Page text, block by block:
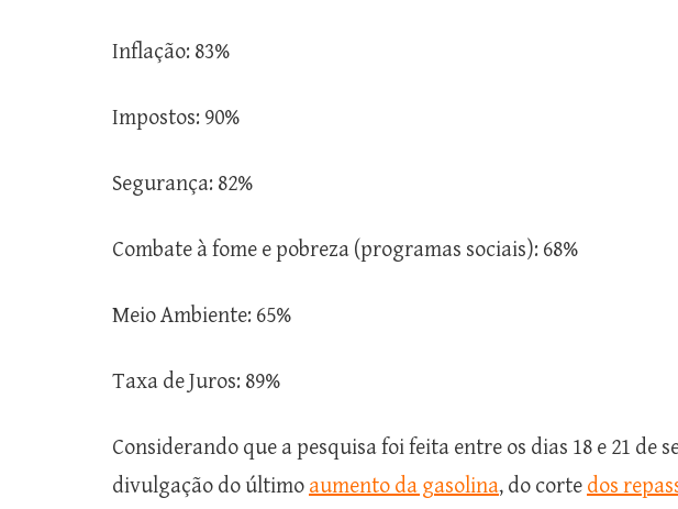
Inflação: 83%
Impostos: 90%
Segurança: 82%
Combate à fome e pobreza (programas sociais): 68%
Meio Ambiente: 65%
Taxa de Juros: 89%
Considerando que a pesquisa foi feita entre os dias 18 e 21 de
divulgação do último aumento da gasolina, do corte dos